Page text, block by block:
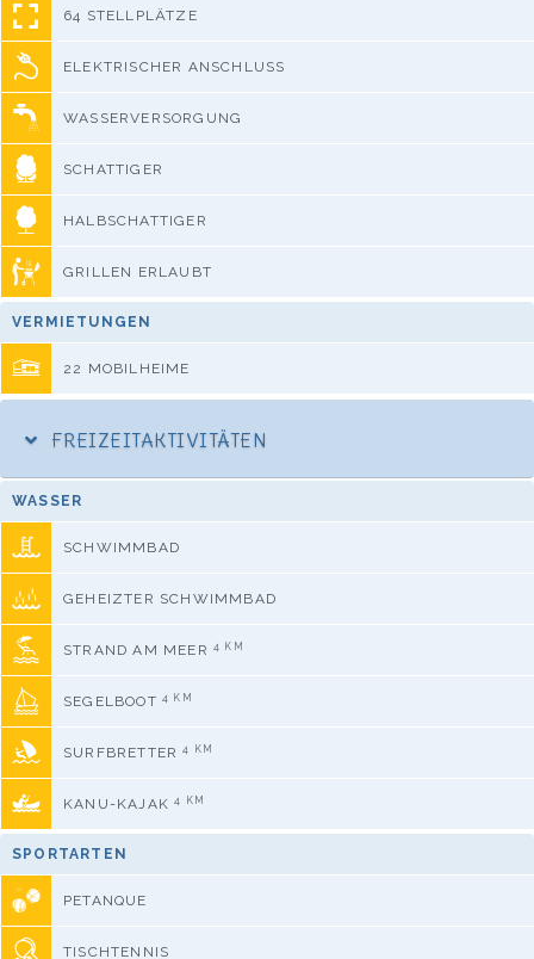
64 STELLPLÄTZE
ELEKTRISCHER ANSCHLUSS
WASSERVERSORGUNG
SCHATTIGER
HALBSCHATTIGER
GRILLEN ERLAUBT
VERMIETUNGEN
22 MOBILHEIME
FREIZEITAKTIVITÄTEN
WASSER
SCHWIMMBAD
GEHEIZTER SCHWIMMBAD
STRAND AM MEER 4 KM
SEGELBOOT 4 KM
SURFBRETTER4 KM
KANU-KAJAK4 KM
SPORTARTEN
PETANQUE
TISCHTENNIS